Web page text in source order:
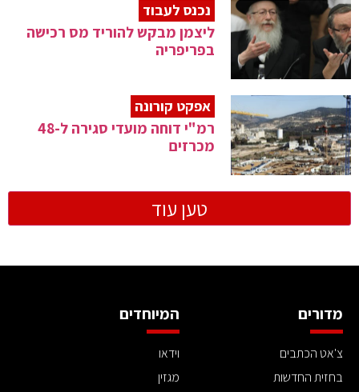
נכנס לעבוד
ליצמן מבקש להוריד מס רכישה
בפריפריה
אפקט קורונה
רמ"י דוחה מועדי סגירה ל-48
מכרזים
טען עוד
מדורים
צ'אט הכתבים
בחזית החדשות
המיוחדים
וידאו
מגזין